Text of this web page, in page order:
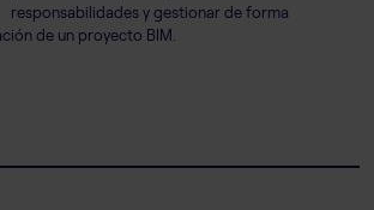
responsabilidades y gestionar de forma
de un proyecto BIM.